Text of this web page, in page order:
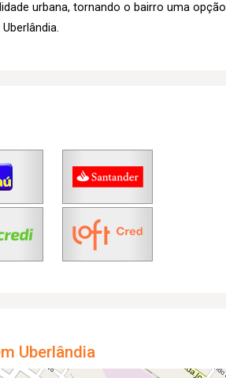
urbana, tornando o bairro uma opção
Uberlândia